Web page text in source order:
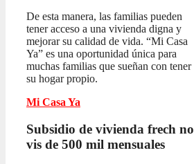
De esta manera, las familias pueden
tener acceso a una vivienda digna y
mejorar su calidad de vida. “Mi Casa
Ya” es una oportunidad única para
muchas familias que sueñan con tener
su hogar propio.
Mi Casa Ya
Subsidio de vivienda frech no
vis de 500 mil mensuales